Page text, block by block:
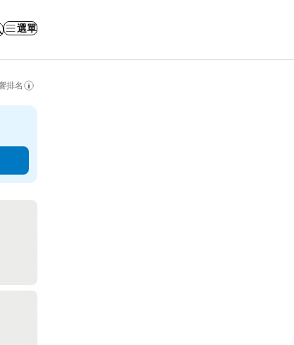
選單
排名